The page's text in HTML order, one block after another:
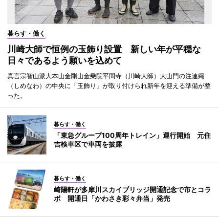
暮らす・働く
川崎大師で恒例の玉飾り設置 新しい年が平穏な
日々であるよう願いを込めて
真言宗智山派大本山金剛山金乗院平間寺（川崎大師）大山門の注連縄
（しめなわ）の中央に「玉飾り」が取り付けられ新年を迎える準備が整
った。
暮らす・働く
「東急グループ100周年トレイン」運行開始 元住
吉検車区で車両を披露
暮らす・働く
崎陽軒が多摩川スカイブリッジ開通記念で市とコラ
ボ 開通日「かわさき彩々弁当」発売